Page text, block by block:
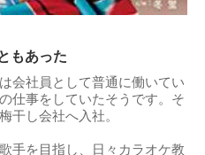
もあった
会社員として普通に働いてい
仕事をしていたそうです。そ
干し会社へ入社。
手を目指し、日々カラオケ教